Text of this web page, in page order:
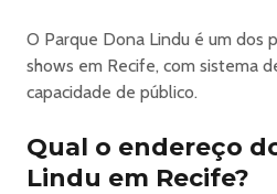
O Parque Dona Lindu é um dos
shows em Recife, com sistema
capacidade de público.
Qual o endereço
Lindu em Recife?